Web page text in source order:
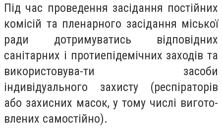
Під час проведення засідання постійних
комісій та пленарного засідання міської
ради дотримуватись відповідних
санітарних і протиепідемічних заходів та
використовува-ти засоби
індивідуального захисту (респіраторів
або захисних масок, у тому числі вигото-
влених самостійно).